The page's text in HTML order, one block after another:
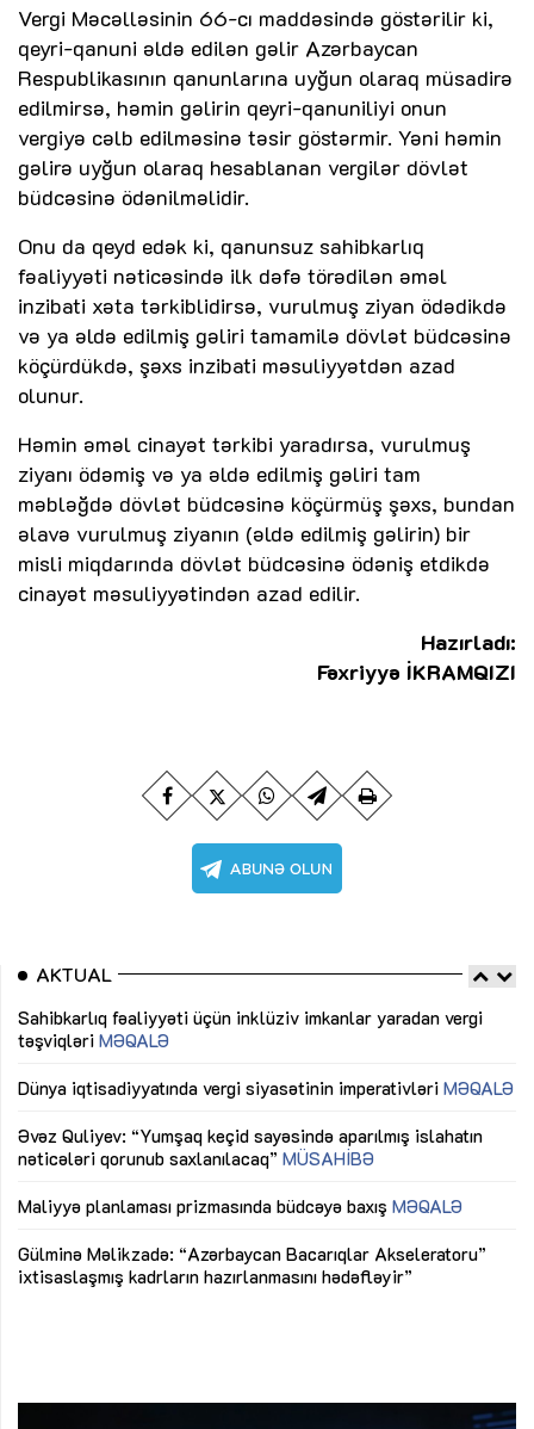
Vergi Məcəlləsinin 66-cı maddəsində göstərilir ki,
qeyri-qanuni əldə edilən gəlir Azərbaycan
Respublikasının qanunlarına uyğun olaraq müsadirə
edilmirsə, həmin gəlirin qeyri-qanuniliyi onun
vergiyə cəlb edilməsinə təsir göstərmir. Yəni həmin
gəlirə uyğun olaraq hesablanan vergilər dövlət
büdcəsinə ödənilməlidir.
Onu da qeyd edək ki, qanunsuz sahibkarlıq
fəaliyyəti nəticəsində ilk dəfə törədilən əməl
inzibati xəta tərkiblidirsə, vurulmuş ziyan ödədikdə
və ya əldə edilmiş gəliri tamamilə dövlət büdcəsinə
köçürdükdə, şəxs inzibati məsuliyyətdən azad
olunur.
Həmin əməl cinayət tərkibi yaradırsa, vurulmuş
ziyanı ödəmiş və ya əldə edilmiş gəliri tam
məbləğdə dövlət büdcəsinə köçürmüş şəxs, bundan
əlavə vurulmuş ziyanın (əldə edilmiş gəlirin) bir
misli miqdarında dövlət büdcəsinə ödəniş etdikdə
cinayət məsuliyyətindən azad edilir.
Hazırladı:
Fəxriyyə İKRAMQIZI
AKTUAL
Sahibkarlıq fəaliyyəti üçün inklüziv imkanlar yaradan vergi
təşviqləri MƏQALƏ
Dünya iqtisadiyyatında vergi siyasətinin imperativləri MƏQALƏ
Əvəz Quliyev: “Yumşaq keçid sayəsində aparılmış islahatın
nəticələri qorunub saxlanılacaq” MÜSAHİBƏ
Maliyyə planlaması prizmasında büdcəyə baxış MƏQALƏ
Gülminə Məlikzadə: “Azərbaycan Bacarıqlar Akseleratoru”
ixtisaslaşmış kadrların hazırlanmasını hədəfləyir”